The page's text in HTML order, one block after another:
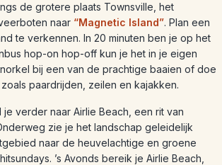
de grotere plaats Townsville, het
naar “Magnetic Island”. Plan een
te verkennen. In 20 minuten ben je op het
hop-on hop-off kun je het in je eigen
bij een van de prachtige baaien of doe
paardrijden, zeilen en kajakken.
je verder naar Airlie Beach, een rit van
zie je het landschap geleidelijk
naar de heuvelachtige en groene
’s Avonds bereik je Airlie Beach,